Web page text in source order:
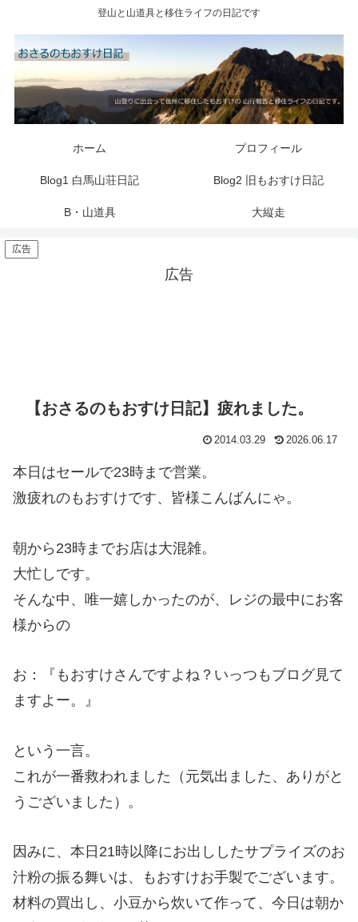
登山と山道具と移住ライフの日記です
ホーム プロフィール
Blog1 白馬山荘日記 Blog2 旧もおすけ日記
B・山道具 大縦走
広告
広告
【おさるのもおすけ日記】疲れました。
2014.03.29 2026.06.17
本日はセールで23時まで営業。
激疲れのもおすけです、皆様こんばんにゃ。
朝から23時までお店は大混雑。
大忙しです。
そんな中、唯一嬉しかったのが、レジの最中にお客
様からの
お：『もおすけさんですよね？いっつもブログ見て
ますよー。』
という一言。
これが一番救われました（元気出ました、ありがと
うございました）。
因みに、本日21時以降にお出ししたサプライズのお
汁粉の振る舞いは、もおすけお手製でございます。
材料の買出し、小豆から炊いて作って、今日は朝か